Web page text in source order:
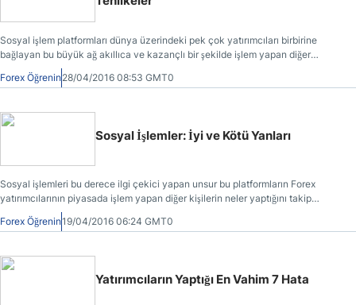
Sosyal işlem platformları dünya üzerindeki pek çok yatırımcıları birbirine
bağlayan bu büyük ağ akıllıca ve kazançlı bir şekilde işlem yapan diğer
yatırımcıları kopyalama şansı vermektedir.
Forex Öğrenin28/04/2016 08:53 GMT0
Sosyal İşlemler: İyi ve Kötü Yanları
Sosyal işlemleri bu derece ilgi çekici yapan unsur bu platformların Forex
yatırımcılarının piyasada işlem yapan diğer kişilerin neler yaptığını takip
edebilme ve kopyalama olanağı tanımasıdır.
Forex Öğrenin19/04/2016 06:24 GMT0
Yatırımcıların Yaptığı En Vahim 7 Hata